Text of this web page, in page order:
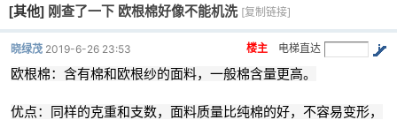
吾 » › ›
[其他] 刚查了一下 欧根棉好像不能机洗 [复制链接]
电梯直达
楼主
晓绿茂 2019-6-26 23:53
欧根棉：含有棉和欧根纱的面料，一般棉含量更高。
优点：同样的克重和支数，面料质量比纯棉的好，不容易变形，